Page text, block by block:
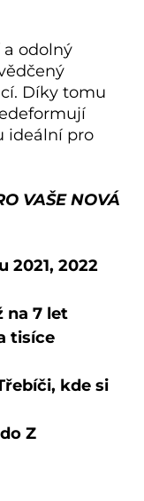
odolný
Díky tomu
ideální pro
VAŠE NOVÁ
2021, 2022
na 7 let
tisíce
kde si
Z